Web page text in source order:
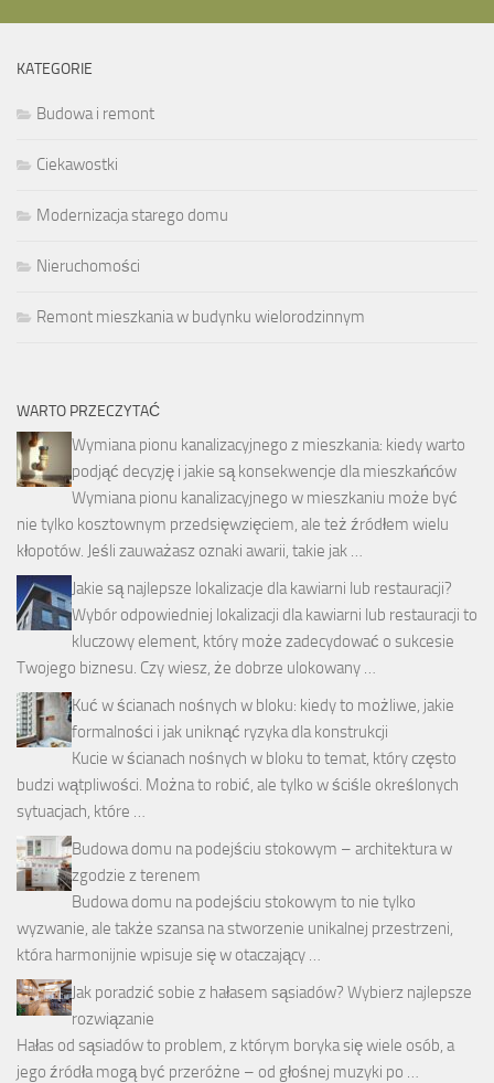
KATEGORIE
Budowa i remont
Ciekawostki
Modernizacja starego domu
Nieruchomości
Remont mieszkania w budynku wielorodzinnym
WARTO PRZECZYTAĆ
Wymiana pionu kanalizacyjnego z mieszkania: kiedy warto
podjąć decyzję i jakie są konsekwencje dla mieszkańców
Wymiana pionu kanalizacyjnego w mieszkaniu może być
nie tylko kosztownym przedsięwzięciem, ale też źródłem wielu
kłopotów. Jeśli zauważasz oznaki awarii, takie jak …
Jakie są najlepsze lokalizacje dla kawiarni lub restauracji?
Wybór odpowiedniej lokalizacji dla kawiarni lub restauracji to
kluczowy element, który może zadecydować o sukcesie
Twojego biznesu. Czy wiesz, że dobrze ulokowany …
Kuć w ścianach nośnych w bloku: kiedy to możliwe, jakie
formalności i jak uniknąć ryzyka dla konstrukcji
Kucie w ścianach nośnych w bloku to temat, który często
budzi wątpliwości. Można to robić, ale tylko w ściśle określonych
sytuacjach, które …
Budowa domu na podejściu stokowym – architektura w
zgodzie z terenem
Budowa domu na podejściu stokowym to nie tylko
wyzwanie, ale także szansa na stworzenie unikalnej przestrzeni,
która harmonijnie wpisuje się w otaczający …
Jak poradzić sobie z hałasem sąsiadów? Wybierz najlepsze
rozwiązanie
Hałas od sąsiadów to problem, z którym boryka się wiele osób, a
jego źródła mogą być przeróżne – od głośnej muzyki po …